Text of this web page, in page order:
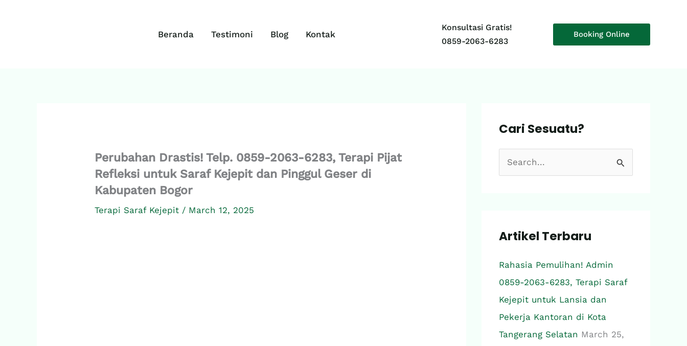
Beranda Testimoni Blog Kontak
Konsultasi Gratis!
0859-2063-6283
Booking Online
Perubahan Drastis! Telp. 0859-2063-6283, Terapi Pijat
Refleksi untuk Saraf Kejepit dan Pinggul Geser di
Kabupaten Bogor
Terapi Saraf Kejepit / March 12, 2025
Cari Sesuatu?
c
f
o
r
:
Artikel Terbaru
Rahasia Pemulihan! Admin
0859-2063-6283, Terapi Saraf
Kejepit untuk Lansia dan
Pekerja Kantoran di Kota
Tangerang Selatan March 25,